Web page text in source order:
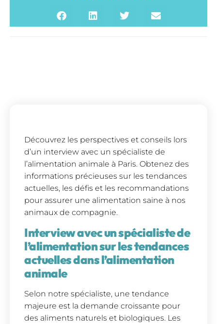
Découvrez les perspectives et conseils lors
d’un interview avec un spécialiste de
l’alimentation animale à Paris. Obtenez des
informations précieuses sur les tendances
actuelles, les défis et les recommandations
pour assurer une alimentation saine à nos
animaux de compagnie.
Interview avec un spécialiste de
l’alimentation sur les tendances
actuelles dans l’alimentation
animale
Selon notre spécialiste, une tendance
majeure est la demande croissante pour
des aliments naturels et biologiques. Les